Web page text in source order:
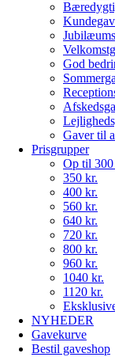
God
Gaver til
Prisgrupper
Op til 300
350 kr.
400 kr.
560 kr.
640 kr.
720 kr.
800 kr.
960 kr.
1040 kr.
1120 kr.
NYHEDER
Gavekurve
Bestil gaveshop